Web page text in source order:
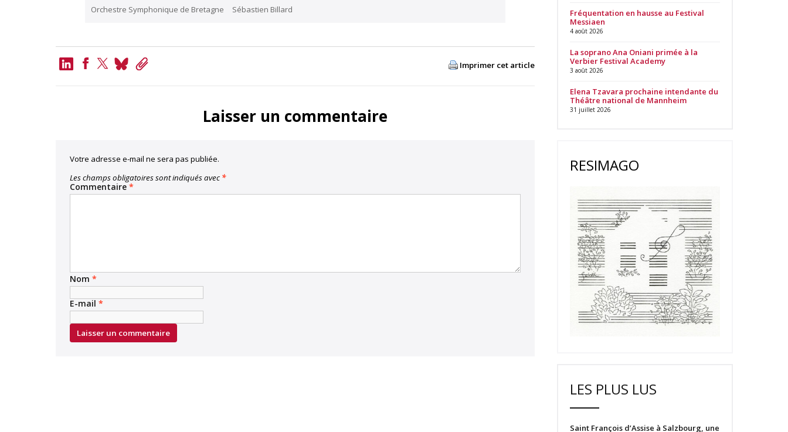
Orchestre Symphonique de Bretagne
Sébastien Billard
LinkedIn
BlueskyCopy
Imprimer cet article
Laisser un commentaire
Votre adresse e-mail ne sera pas publiée.
Les champs obligatoires sont indiqués avec *
Commentaire *
Nom *
E-mail *
Fréquentation en hausse au Festival
Messiaen
4 août 2026
La soprano Ana Oniani primée à la
Verbier Festival Academy
3 août 2026
Elena Tzavara prochaine intendante du
Théâtre national de Mannheim
31 juillet 2026
RESIMAGO
LES PLUS LUS
Saint François d’Assise à Salzbourg, une